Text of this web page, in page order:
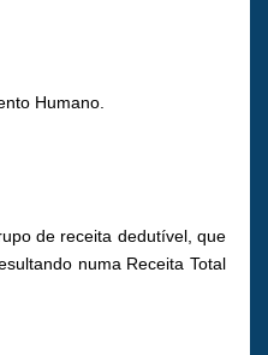
Humano.
de receita dedutível, que
numa Receita Total